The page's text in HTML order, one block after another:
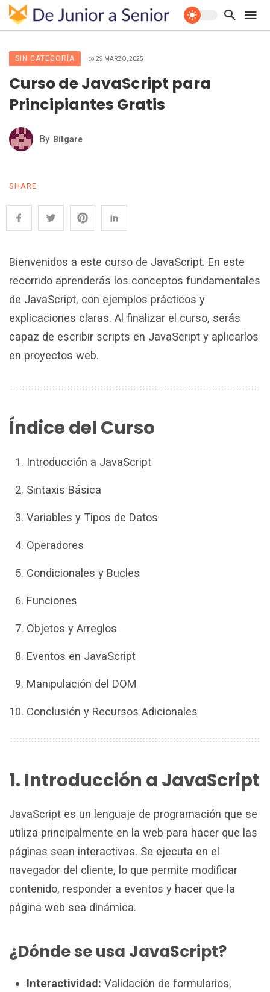
SIN CATEGORÍA 29 MARZO, 2025
Curso de JavaScript para
Principiantes Gratis
By Bitgare
SHARE
Bienvenidos a este curso de JavaScript. En este
recorrido aprenderás los conceptos fundamentales
de JavaScript, con ejemplos prácticos y
explicaciones claras. Al finalizar el curso, serás
capaz de escribir scripts en JavaScript y aplicarlos
en proyectos web.
Índice del Curso
Introducción a JavaScript
Sintaxis Básica
Variables y Tipos de Datos
Operadores
Condicionales y Bucles
Funciones
Objetos y Arreglos
Eventos en JavaScript
Manipulación del DOM
Conclusión y Recursos Adicionales
1. Introducción a JavaScript
JavaScript es un lenguaje de programación que se
utiliza principalmente en la web para hacer que las
páginas sean interactivas. Se ejecuta en el
navegador del cliente, lo que permite modificar
contenido, responder a eventos y hacer que la
página web sea dinámica.
¿Dónde se usa JavaScript?
Interactividad: Validación de formularios,